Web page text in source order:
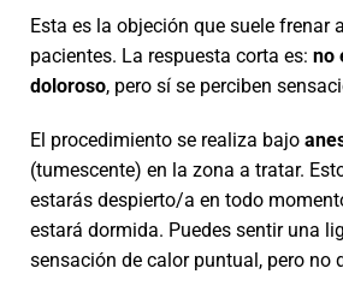
Esta es la objeción que suele frenar
pacientes. La respuesta corta es: no
doloroso, pero sí se perciben
El procedimiento se realiza bajo
(tumescente) en la zona a tratar.
estarás despierto/a en todo
estará dormida. Puedes sentir una
sensación de calor puntual, pero no